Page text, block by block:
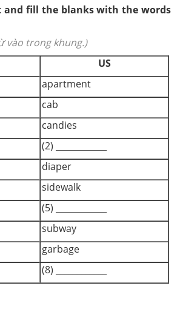
and fill the blanks with the words
vào trong khung.)
US
apartment
cab
candies
(2) ____________
diaper
sidewalk
(5) ____________
subway
garbage
(8) ____________